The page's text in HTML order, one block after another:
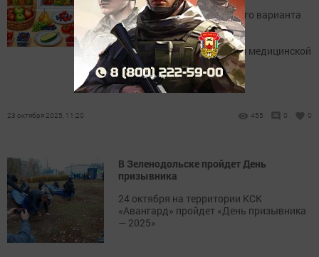
О плюсах и минусах каждого варианта
рассказали специалисты
Республиканского центра
общественного здоровья и медицинской
профилактики Татарстана
23 октября 2025, 11:20 455 0 0
В Зеленодольске пройдет День
призывника
24 октября на территории КСК
«Авангард» пройдет «День призывника
— 2025»